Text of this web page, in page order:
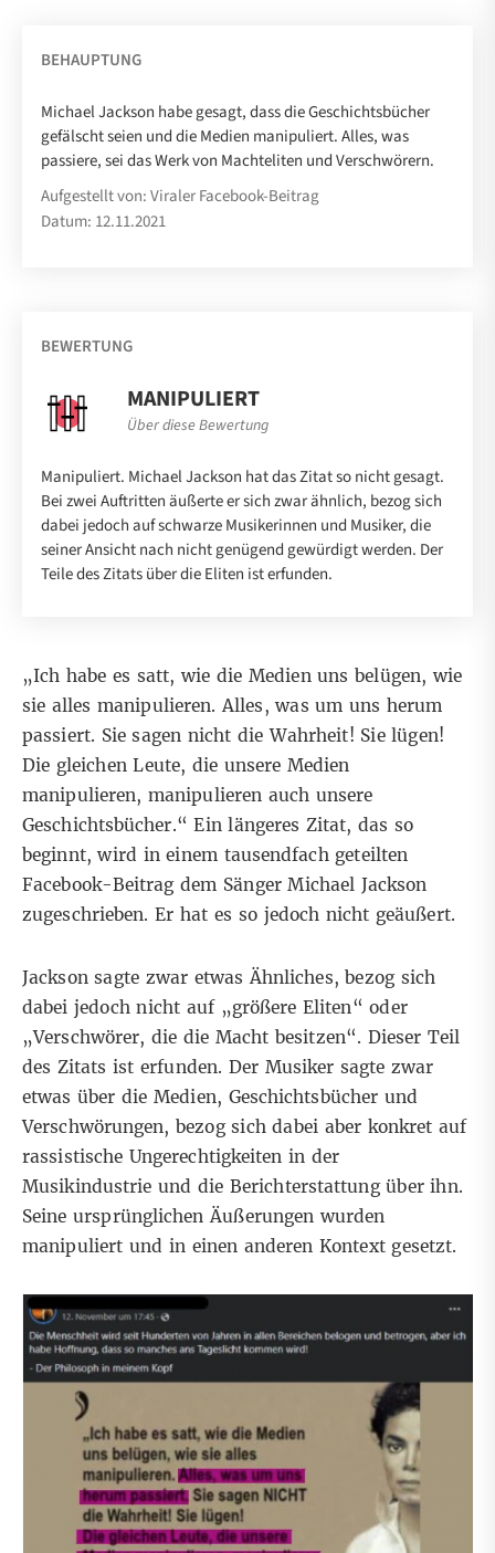
BEHAUPTUNG
Michael Jackson habe gesagt, dass die Geschichtsbücher
gefälscht seien und die Medien manipuliert. Alles, was
passiere, sei das Werk von Machteliten und Verschwörern.
Aufgestellt von: Viraler Facebook-Beitrag
Datum: 12.11.2021
BEWERTUNG
MANIPULIERT
Über diese Bewertung
Manipuliert. Michael Jackson hat das Zitat so nicht gesagt.
Bei zwei Auftritten äußerte er sich zwar ähnlich, bezog sich
dabei jedoch auf schwarze Musikerinnen und Musiker, die
seiner Ansicht nach nicht genügend gewürdigt werden. Der
Teile des Zitats über die Eliten ist erfunden.
„Ich habe es satt, wie die Medien uns belügen, wie
sie alles manipulieren. Alles, was um uns herum
passiert. Sie sagen nicht die Wahrheit! Sie lügen!
Die gleichen Leute, die unsere Medien
manipulieren, manipulieren auch unsere
Geschichtsbücher.“ Ein längeres Zitat, das so
beginnt, wird in einem tausendfach geteilten
Facebook-Beitragdem Sänger Michael Jackson
zugeschrieben. Er hat es so jedoch nicht geäußert.
Jackson sagte zwar etwas Ähnliches, bezog sich
dabei jedoch nicht auf „größere Eliten“ oder
„Verschwörer, die die Macht besitzen“. Dieser Teil
des Zitats ist erfunden. Der Musiker sagte zwar
etwas über die Medien, Geschichtsbücher und
Verschwörungen, bezog sich dabei aber konkret auf
rassistische Ungerechtigkeiten in der
Musikindustrie und die Berichterstattung über ihn.
Seine ursprünglichen Äußerungen wurden
manipuliert und in einen anderen Kontext gesetzt.